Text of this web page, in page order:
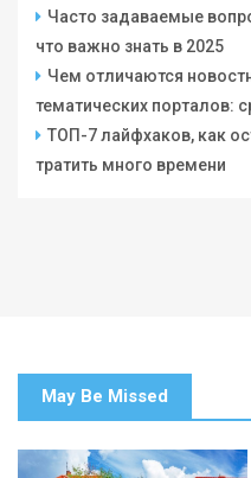
Часто задаваемые
что важно знать в 2025
Чем отличаются
тематических порталов:
ТОП-7 лайфхаков, как
тратить много времени
May Be Missed